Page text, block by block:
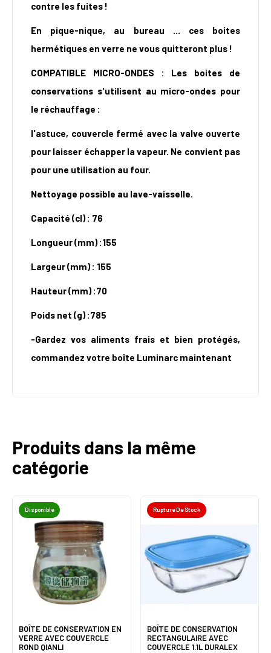
contre les fuites !
En pique-nique, au bureau ... ces boites
hermétiques en verre ne vous quitteront plus !
COMPATIBLE MICRO-ONDES : Les boites de
conservations s'utilisent au micro-ondes pour
le réchauffage :
l'astuce, couvercle fermé avec la valve ouverte
pour laisser échapper la vapeur. Ne convient pas
pour une utilisation au four.
Nettoyage possible au lave-vaisselle.
Capacité (cl) : 76
Longueur (mm) :155
Largeur (mm) : 155
Hauteur (mm)​ :70
Poids net (g) :785
-Gardez vos aliments frais et bien protégés,
commandez votre boîte Luminarc maintenant
Produits dans la même
catégorie
Disponible
BOÎTE DE CONSERVATION EN
VERRE AVEC COUVERCLE
ROND QIANLI
Rupture De Stock
BOÎTE DE CONSERVATION
RECTANGULAIRE AVEC
COUVERCLE 1.1L DURALEX